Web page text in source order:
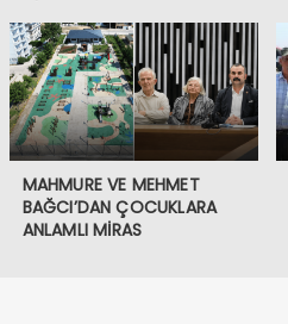
MAHMURE VE MEHMET
BAĞCI’DAN ÇOCUKLARA
ANLAMLI MİRAS